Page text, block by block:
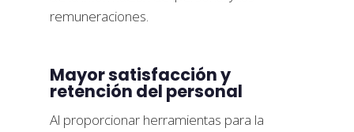
remuneraciones.
Mayor satisfacción y
retención del personal
Al proporcionar herramientas para la